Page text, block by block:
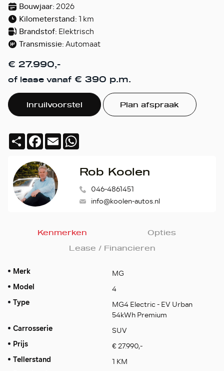
Bouwjaar:2026
Kilometerstand:1 km
Brandstof: Elektrisch
Transmissie:Automaat
€ 27.990,-
of lease vanaf € 390 p.m.
Inruilvoorstel Plan afspraak
DeelFacebook
Email
Rob Koolen
046-4861451
info@koolen-autos.nl
Kenmerken
Opties
Lease / Financieren
Merk MG
Model 4
Type
MG4 Electric - EV Urban
54kWh Premium
Carrosserie SUV
Prijs € 27.990,-
Tellerstand 1 KM